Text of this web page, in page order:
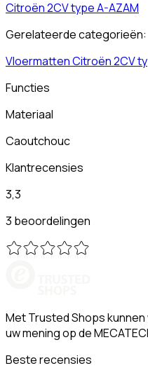
Citroën2CV type A-AZAM
Gerelateerde categorieën:
VloermattenCitroën2CV
Functies
Materiaal
Caoutchouc
Klantrecensies
3,3
3 beoordelingen
Met Trusted Shops
uw mening op de
Beste recensies